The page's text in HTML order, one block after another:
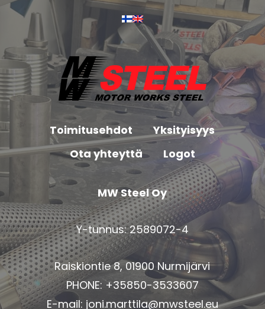
Toimitusehdot
Yksityisyys
Ota yhteyttä
Logot
MW Steel Oy
Y-tunnus: 2589072-4
Raiskiontie 8, 01900 Nurmijärvi
PHONE: +35850-3533607
E-mail: joni.marttila@mwsteel.eu